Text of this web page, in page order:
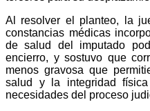
Al resolver el planteo, la
constancias médicas
de salud del imputado
encierro, y sostuvo que
menos gravosa que
salud y la integridad
necesidades del proceso